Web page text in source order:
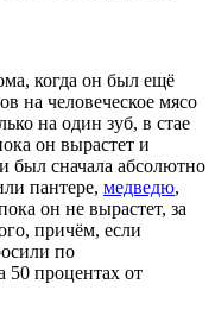
когда он был ещё
на человеческое мясо
на один зуб, в стае
он вырастет и
был сначала абсолютно
пантере, медведю,
он не вырастет, за
причём, если
по
50 процентах от